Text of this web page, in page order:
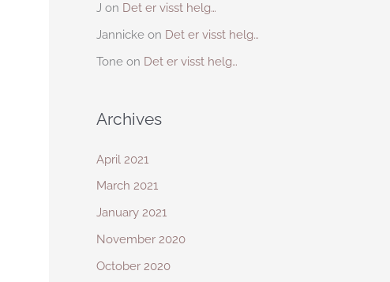
J on Det er visst helg…
Jannicke on Det er visst helg…
Tone on Det er visst helg…
Archives
April 2021
March 2021
January 2021
November 2020
October 2020